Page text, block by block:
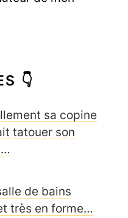
👇
sa copine
tatouer son
de bains
très en forme…